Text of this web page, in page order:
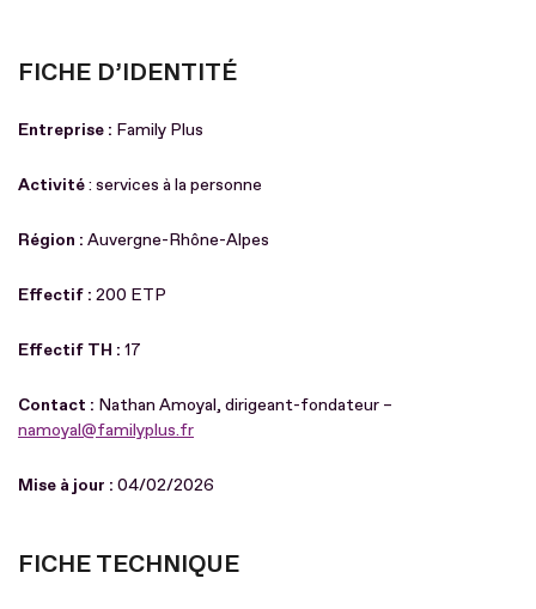
FICHE D’IDENTITÉ
Entreprise : Family Plus
Activité: services à la personne
Région : Auvergne-Rhône-Alpes
Effectif : 200 ETP
Effectif TH : 17
Contact : Nathan Amoyal, dirigeant-fondateur –
namoyal@familyplus.fr
Mise à jour : 04/02/2026
FICHE TECHNIQUE